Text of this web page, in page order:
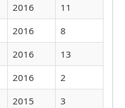
2016
11
2016
8
2016
13
2016
2
2015
3